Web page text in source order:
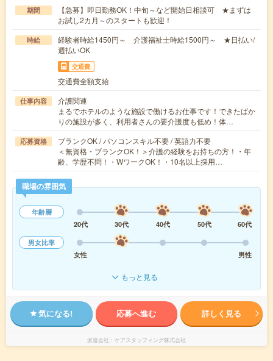
期間
【急募】即日勤務OK！中旬～など開始日相談可 ★まずは
お試し2カ月～のスタートも歓迎！
時給
経験者時給1450円～ 介護福祉士時給1500円～ ★日払い/
週払いOK
交通費
交通費全額支給
仕事内容
介護関連
まるでホテルのような施設で働けるお仕事です！できたばか
りの施設が多く、利用者さんの要介護度も低め！体…
応募資格
ブランクOK / パソコンスキル不要 / 英語力不要
＜無資格・ブランクOK！＞介護の経験をお持ちの方！・年
齢、学歴不問！・WワークOK！・10名以上採用…
職場の雰囲気
年齢層
20代
30代 40代 50代
60代
男女比率
女性
男性
もっと見る
気になる! 応募へ進む 詳しく見る
派遣会社 ケアスタッフィング株式会社